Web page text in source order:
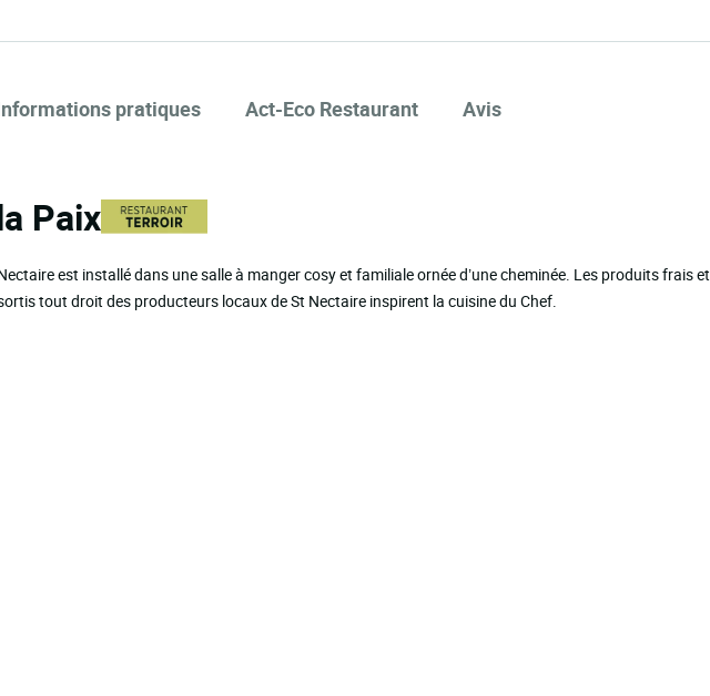
pratiques Act-Eco Restaurant Avis
Paix
est installé dans une salle à manger cosy et familiale ornée d’une cheminée. Les produits frais et
tout droit des producteurs locaux de St Nectaire inspirent la cuisine du Chef.